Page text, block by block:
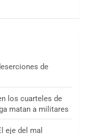
de
los cuarteles de
matan a militares
eje del mal